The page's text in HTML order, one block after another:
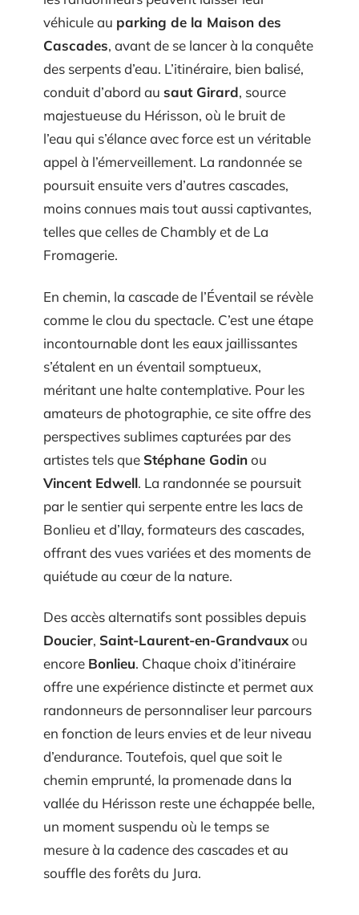
véhicule au parking de la Maison des
Cascades, avant de se lancer à la conquête
des serpents d’eau. L’itinéraire, bien balisé,
conduit d’abord au saut Girard, source
majestueuse du Hérisson, où le bruit de
l’eau qui s’élance avec force est un véritable
appel à l’émerveillement. La randonnée se
poursuit ensuite vers d’autres cascades,
moins connues mais tout aussi captivantes,
telles que celles de Chambly et de La
Fromagerie.
En chemin, la cascade de l’Éventail se révèle
comme le clou du spectacle. C’est une étape
incontournable dont les eaux jaillissantes
s’étalent en un éventail somptueux,
méritant une halte contemplative. Pour les
amateurs de photographie, ce site offre des
perspectives sublimes capturées par des
artistes tels que Stéphane Godinou
Vincent Edwell. La randonnée se poursuit
par le sentier qui serpente entre les lacs de
Bonlieu et d’Ilay, formateurs des cascades,
offrant des vues variées et des moments de
quiétude au cœur de la nature.
Des accès alternatifs sont possibles depuis
Doucier, Saint-Laurent-en-Grandvauxou
encore Bonlieu. Chaque choix d’itinéraire
offre une expérience distincte et permet aux
randonneurs de personnaliser leur parcours
en fonction de leurs envies et de leur niveau
d’endurance. Toutefois, quel que soit le
chemin emprunté, la promenade dans la
vallée du Hérisson reste une échappée belle,
un moment suspendu où le temps se
mesure à la cadence des cascades et au
souffle des forêts du Jura.